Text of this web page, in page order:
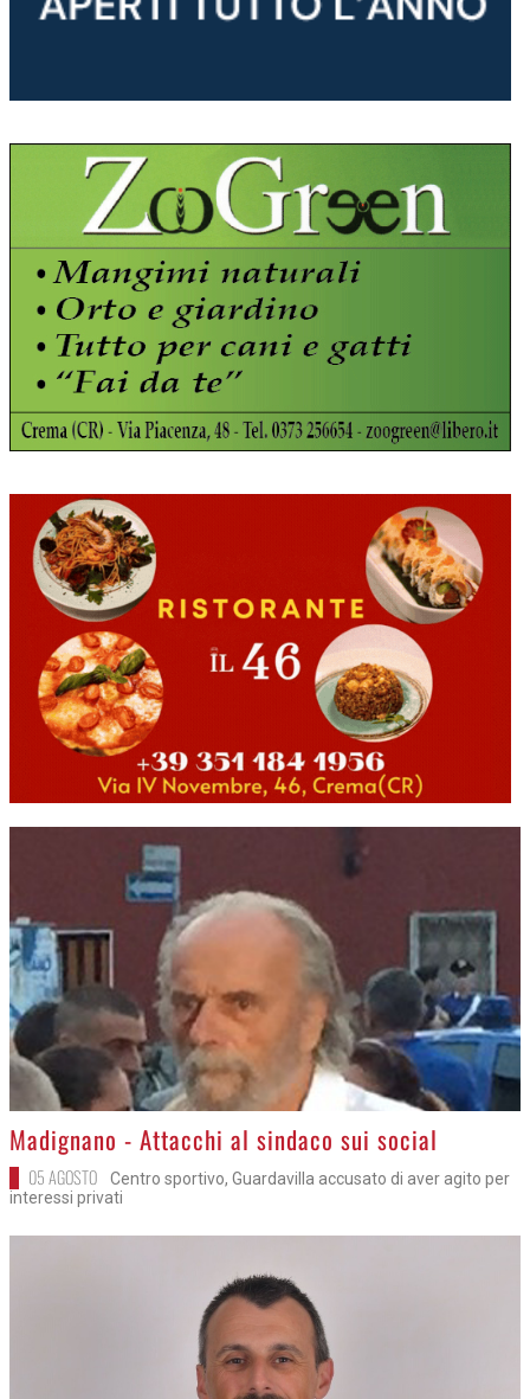
>Madignano - Attacchi al sindaco sui social
05 AGOSTO
Centro sportivo, Guardavilla accusato di aver agito per
interessi privati